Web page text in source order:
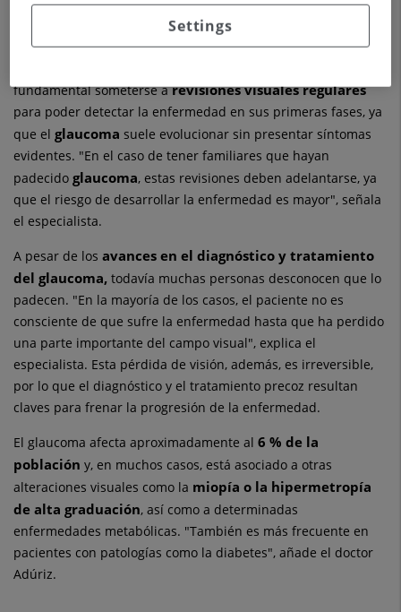
patología podrían evitarse mediante revisiones oftalmológicas
periódicas que permitan un diagnóstico precoz".
fundamental someterse arevisiones visuales regulares
para poder detectar la enfermedad en sus primeras fases, ya
que el glaucoma suele evolucionar sin presentar síntomas
evidentes. "En el caso de tener familiares que hayan
padecido glaucoma, estas revisiones deben adelantarse, ya
que el riesgo de desarrollar la enfermedad es mayor", señala
el especialista.
A pesar de los avances en el diagnóstico y tratamiento
del glaucoma, todavía muchas personas desconocen que lo
padecen. "En la mayoría de los casos, el paciente no es
consciente de que sufre la enfermedad hasta que ha perdido
una parte importante del campo visual", explica el
especialista. Esta pérdida de visión, además, es irreversible,
por lo que el diagnóstico y el tratamiento precoz resultan
claves para frenar la progresión de la enfermedad.
El glaucoma afecta aproximadamente al 6 % de la
población y, en muchos casos, está asociado a otras
alteraciones visuales como la miopía o la hipermetropía
de alta graduación, así como a determinadas
enfermedades metabólicas. "También es más frecuente en
pacientes con patologías como la diabetes", añade el doctor
Adúriz.
Settings